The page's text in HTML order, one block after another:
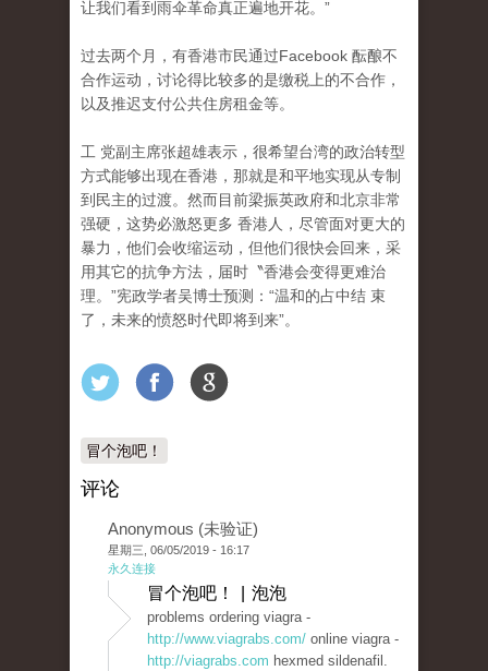
让我们看到雨伞革命真正遍地开花。”
过去两个月，有香港市民通过Facebook 酝酿不
合作运动，讨论得比较多的是缴税上的不合作 ，
以及推迟支付公共住房租金等。
工 党副主席张超雄表示，很希望台湾的政治转型
方式能够出现在香港，那就是和平地实现从专制
到民主的过渡。然而目前梁振英政府和北京非常
强硬，这势必激怒更多 香港人，尽管面对更大的
暴力，他们会收缩运动，但他们很快会回来，采
用其它的抗争方法，届时〝香港会变得更难治
理。”宪政学者吴博士预测：“温和的占中结 束
了，未来的愤怒时代即将到来”。
冒个泡吧！
评论
Anonymous (未验证)
星期三, 06/05/2019 - 16:17
永久连接
冒个泡吧！ | 泡泡
problems ordering viagra -
http://www.viagrabs.com/ online viagra -
http://viagrabs.com hexmed sildenafil.